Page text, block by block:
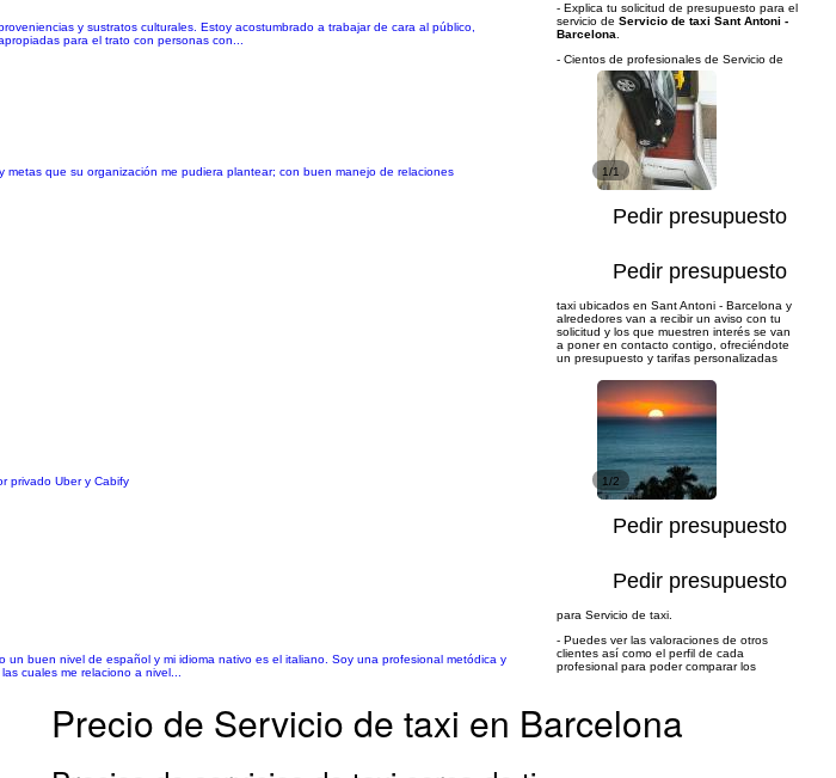
y sustratos culturales. Estoy acostumbrado a trabajar de cara al público,
para el trato con personas con...
que su organización me pudiera plantear; con buen manejo de relaciones
1/1
Pedir presupuesto
Pedir presupuesto
privado Uber y Cabify
1/2
Pedir presupuesto
buen nivel de español y mi idioma nativo es el italiano. Soy una profesional metódica y
cuales me relaciono a nivel...
Pedir presupuesto
Precio de Servicio de taxi en Barcelona
- Explica tu solicitud de presupuesto para el
servicio de Servicio de taxi Sant Antoni -
Barcelona
- Cientos de profesionales de Servicio de
taxi ubicados en Sant Antoni - Barcelona y
alrededores van a recibir un aviso con tu
solicitud y los que muestren interés se van
a poner en contacto contigo, ofreciéndote
un presupuesto y tarifas personalizadas
para Servicio de taxi.
- Puedes ver las valoraciones de otros
clientes así como el perfil de cada
profesional para poder comparar los